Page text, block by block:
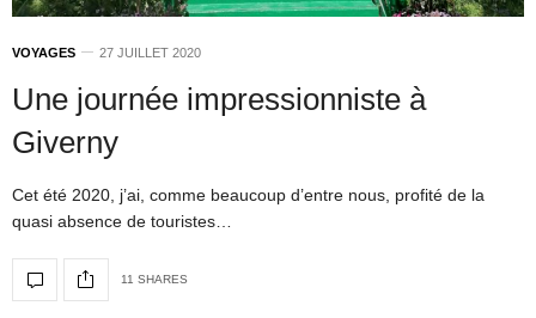
VOYAGES 27 JUILLET 2020
Une journée impressionniste à
Giverny
Cet été 2020, j’ai, comme beaucoup d’entre nous, profité de la
quasi absence de touristes…
11 SHARES